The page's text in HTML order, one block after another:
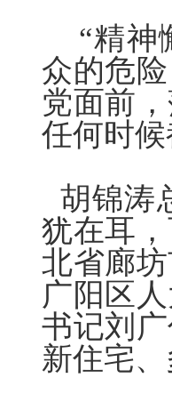
“精神
众的危
党面前
任何时
胡锦涛
犹在耳
北省廊
广阳区
书记刘
新住宅